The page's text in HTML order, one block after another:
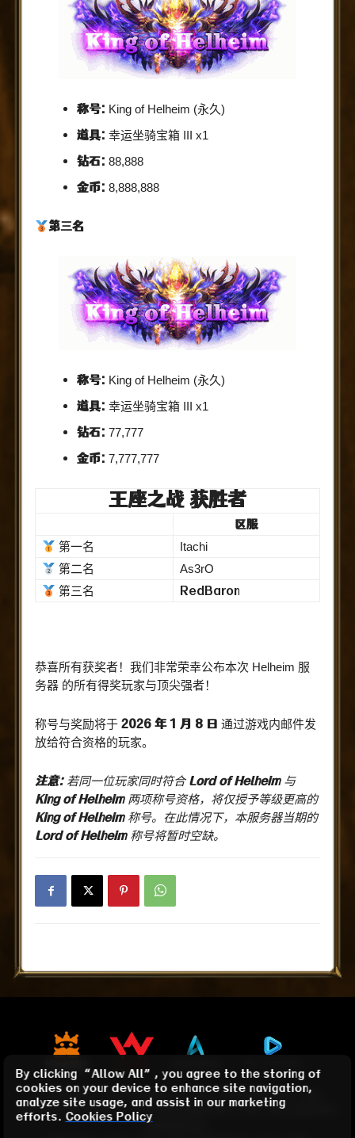
称号: King of Helheim (永久)
道具: 幸运坐骑宝箱 III x1
钻石: 88,888
金币: 8,888,888
第三名
称号: King of Helheim (永久)
道具: 幸运坐骑宝箱 III x1
钻石: 77,777
金币: 7,777,777
王座之战 获胜者
区服
第一名
Itachi
第二名
As3rO
第三名
RedBaron
恭喜所有获奖者！我们非常荣幸公布本次 Helheim 服
务器 的所有得奖玩家与顶尖强者！
称号与奖励将于 2026 年 1 月 8 日 通过游戏内邮件发
放给符合资格的玩家。
注意:若同一位玩家同时符合Lord of Helheim与
King of Helheim两项称号资格，将仅授予等级更高的
King of Helheim称号。在此情况下，本服务器当期的
Lord of Helheim 称号将暂时空缺。
© KINGNET NETWORK CO LTD. WEBZEN INC. ALL
RIGHTS RESERVED. © PLAYPARK PTE., LTD. ALL RIGHTS
RESERVED.
By clicking “Allow All”, you agree to the storing of
cookies on your device to enhance site navigation,
analyze site usage, and assist in our marketing
efforts. Cookies Policy